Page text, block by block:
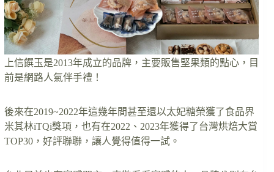
上信饌玉是2013年成立的品牌，主要販售堅果類的點心，目
前是網路人氣伴手禮！
後來在2019~2022年這幾年間甚至還以太妃糖榮獲了食品界
米其林iTQi獎項，也有在2022、2023年獲得了台灣烘焙大賞
TOP30，好評聯聯，讓人覺得值得一試。